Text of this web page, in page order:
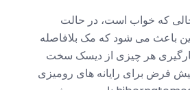
که خواب است، در حالت
باعث می شود که مک بلافاصله
بارگیری هر چیزی از دیسک سخت
فرض برای رایانه های رومیزی